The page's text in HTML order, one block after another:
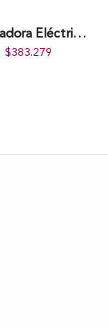
Hidrolavadora Eléctrica Takima 1.400W 1.600Psi, Tkepw-1600-A.
$383.279